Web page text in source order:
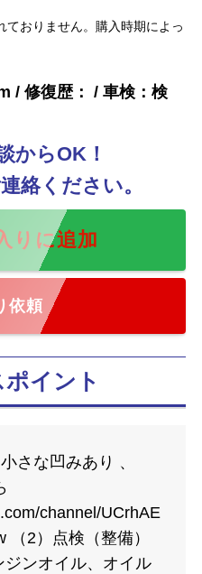
おりません。購入時期によっ
/ 修復歴： / 車検：検
からOK！
絡ください。
依頼
イント
さな凹みあり 、
channel/UCrhAE
2）点検（整備）
ンオイル、オイル